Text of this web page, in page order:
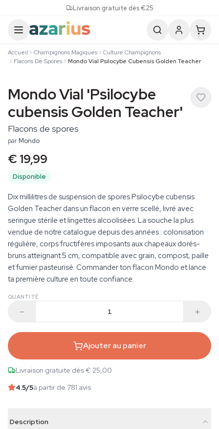
Livraison gratuite dès €25
Accueil Champignons Magiques
Culture Champignons
Flacons De Spores
Mondo Vial Psilocybe Cubensis Golden Teacher
Mondo Vial 'Psilocybe
cubensis Golden Teacher'
Flacons de spores
parMondo
€ 19,99
Disponible
Dix millilitres de suspension de spores Psilocybe cubensis
Golden Teacher dans un flacon en verre scellé, livré avec
seringue stérile et lingettes alcoolisées. La souche la plus
vendue de notre catalogue depuis des années : colonisation
régulière, corps fructifères imposants aux chapeaux dorés-
bruns atteignant 5 cm, compatible avec grain, compost, paille
et fumier pasteurisé. Commander ton flacon Mondo et lance
ta première culture en toute confiance.
QUANTITÉ
Ajouter au panier
Livraison gratuite dès € 25,00
4.5/5à partir de 781 avis
Description